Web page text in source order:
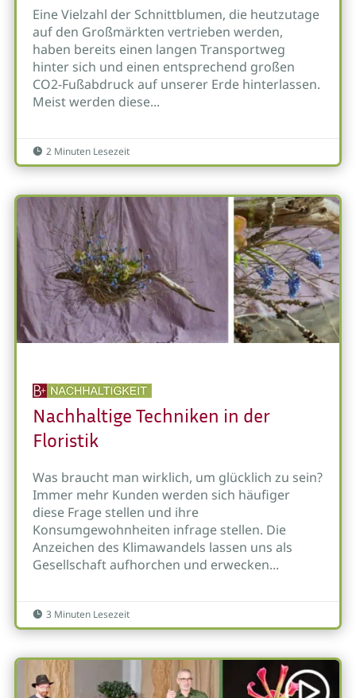
Eine Vielzahl der Schnittblumen, die heutzutage
auf den Großmärkten vertrieben werden,
haben bereits einen langen Transportweg
hinter sich und einen entsprechend großen
CO2-Fußabdruck auf unserer Erde hinterlassen.
Meist werden diese...
 2 Minuten Lesezeit
Nachhaltige Techniken in der
Floristik
Was braucht man wirklich, um glücklich zu sein?
Immer mehr Kunden werden sich häufiger
diese Frage stellen und ihre
Konsumgewohnheiten infrage stellen. Die
Anzeichen des Klimawandels lassen uns als
Gesellschaft aufhorchen und erwecken...
 3 Minuten Lesezeit